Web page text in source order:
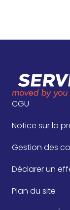
CGU
Notice sur la
Gestion des
Déclarer un
Plan du site